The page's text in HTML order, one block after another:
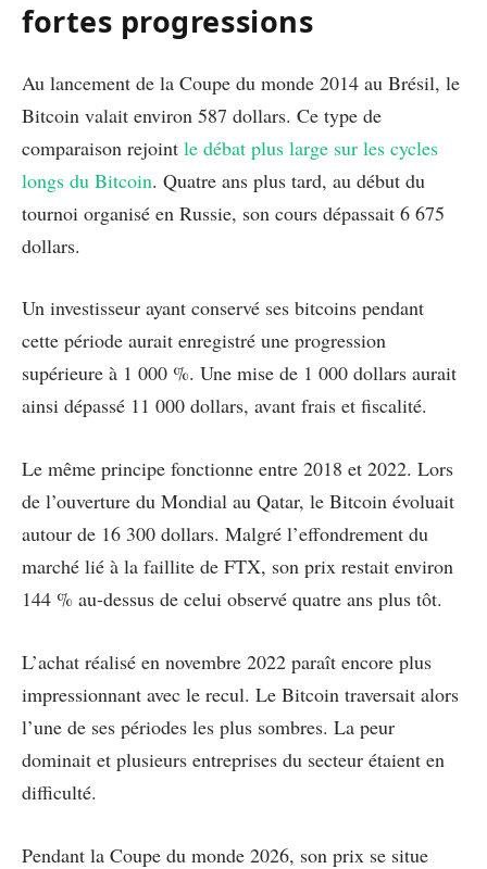
fortes progressions
Au lancement de la Coupe du monde 2014 au Brésil, le
Bitcoin valait environ 587 dollars. Ce type de
comparaison rejoint le débat plus large sur les cycles
longs du Bitcoin. Quatre ans plus tard, au début du
tournoi organisé en Russie, son cours dépassait 6 675
dollars.
Un investisseur ayant conservé ses bitcoins pendant
cette période aurait enregistré une progression
supérieure à 1 000 %. Une mise de 1 000 dollars aurait
ainsi dépassé 11 000 dollars, avant frais et fiscalité.
Le même principe fonctionne entre 2018 et 2022. Lors
de l’ouverture du Mondial au Qatar, le Bitcoin évoluait
autour de 16 300 dollars. Malgré l’effondrement du
marché lié à la faillite de FTX, son prix restait environ
144 % au-dessus de celui observé quatre ans plus tôt.
L’achat réalisé en novembre 2022 paraît encore plus
impressionnant avec le recul. Le Bitcoin traversait alors
l’une de ses périodes les plus sombres. La peur
dominait et plusieurs entreprises du secteur étaient en
difficulté.
Pendant la Coupe du monde 2026, son prix se situe